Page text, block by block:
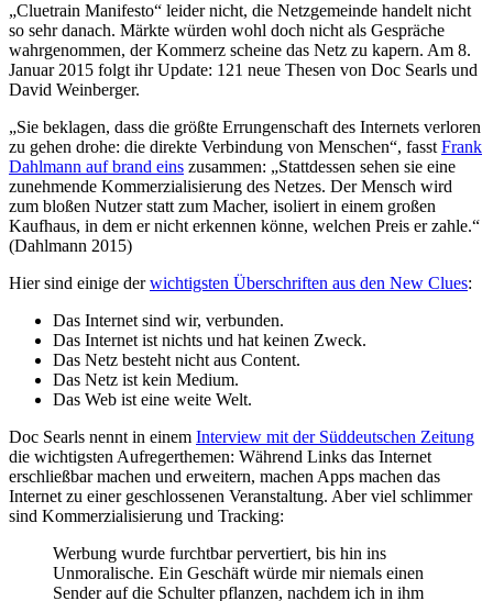
„Cluetrain Manifesto“ leider nicht, die Netzgemeinde handelt nicht
so sehr danach. Märkte würden wohl doch nicht als Gespräche
wahrgenommen, der Kommerz scheine das Netz zu kapern. Am 8.
Januar 2015 folgt ihr Update: 121 neue Thesen von Doc Searls und
David Weinberger.
„Sie beklagen, dass die größte Errungenschaft des Internets verloren
zu gehen drohe: die direkte Verbindung von Menschen“, fasst Frank
Dahlmann auf brand eins zusammen: „Stattdessen sehen sie eine
zunehmende Kommerzialisierung des Netzes. Der Mensch wird
zum bloßen Nutzer statt zum Macher, isoliert in einem großen
Kaufhaus, in dem er nicht erkennen könne, welchen Preis er zahle.“
(Dahlmann 2015)
Hier sind einige derwichtigsten Überschriften aus den New Clues:
Das Internet sind wir, verbunden.
Das Internet ist nichts und hat keinen Zweck.
Das Netz besteht nicht aus Content.
Das Netz ist kein Medium.
Das Web ist eine weite Welt.
Doc Searls nennt in einem Interview mit der Süddeutschen Zeitung
die wichtigsten Aufregerthemen: Während Links das Internet
erschließbar machen und erweitern, machen Apps machen das
Internet zu einer geschlossenen Veranstaltung. Aber viel schlimmer
sind Kommerzialisierung und Tracking:
Werbung wurde furchtbar pervertiert, bis hin ins
Unmoralische. Ein Geschäft würde mir niemals einen
Sender auf die Schulter pflanzen, nachdem ich in ihm